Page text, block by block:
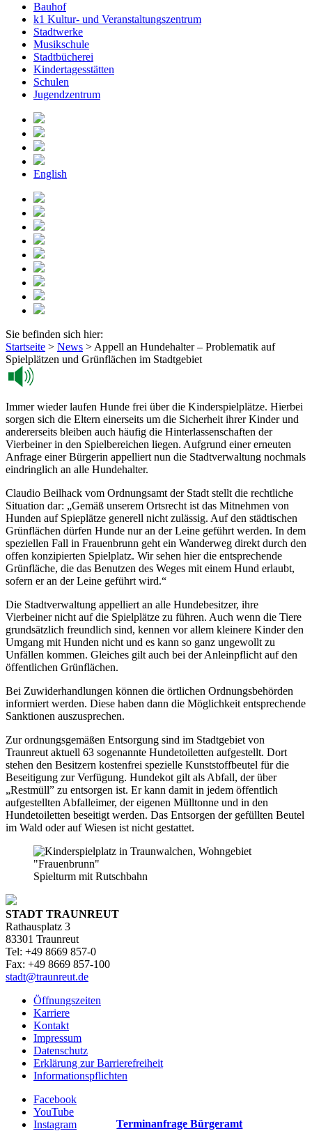
Bauhof
k1 Kultur- und Veranstaltungszentrum
Stadtwerke
Musikschule
Stadtbücherei
Kindertagesstätten
Schulen
Jugendzentrum
English
Sie befinden sich hier:
Startseite > News > Appell an Hundehalter – Problematik auf
Spielplätzen und Grünflächen im Stadtgebiet
Immer wieder laufen Hunde frei über die Kinderspielplätze. Hierbei
sorgen sich die Eltern einerseits um die Sicherheit ihrer Kinder und
andererseits bleiben auch häufig die Hinterlassenschaften der
Vierbeiner in den Spielbereichen liegen. Aufgrund einer erneuten
Anfrage einer Bürgerin appelliert nun die Stadtverwaltung nochmals
eindringlich an alle Hundehalter.
Claudio Beilhack vom Ordnungsamt der Stadt stellt die rechtliche
Situation dar: „Gemäß unserem Ortsrecht ist das Mitnehmen von
Hunden auf Spieplätze generell nicht zulässig. Auf den städtischen
Grünflächen dürfen Hunde nur an der Leine geführt werden. In dem
speziellen Fall in Frauenbrunn geht ein Wanderweg direkt durch den
offen konzipierten Spielplatz. Wir sehen hier die entsprechende
Grünfläche, die das Benutzen des Weges mit einem Hund erlaubt,
sofern er an der Leine geführt wird.“
Die Stadtverwaltung appelliert an alle Hundebesitzer, ihre
Vierbeiner nicht auf die Spielplätze zu führen. Auch wenn die Tiere
grundsätzlich freundlich sind, kennen vor allem kleinere Kinder den
Umgang mit Hunden nicht und es kann so ganz ungewollt zu
Unfällen kommen. Gleiches gilt auch bei der Anleinpflicht auf den
öffentlichen Grünflächen.
Bei Zuwiderhandlungen können die örtlichen Ordnungsbehörden
informiert werden. Diese haben dann die Möglichkeit entsprechende
Sanktionen auszusprechen.
Zur ordnungsgemäßen Entsorgung sind im Stadtgebiet von
Traunreut aktuell 63 sogenannte Hundetoiletten aufgestellt. Dort
stehen den Besitzern kostenfrei spezielle Kunststoffbeutel für die
Beseitigung zur Verfügung. Hundekot gilt als Abfall, der über
„Restmüll” zu entsorgen ist. Er kann damit in jedem öffentlich
aufgestellten Abfalleimer, der eigenen Mülltonne und in den
Hundetoiletten beseitigt werden. Das Entsorgen der gefüllten Beutel
im Wald oder auf Wiesen ist nicht gestattet.
Spielturm mit Rutschbahn
STADT TRAUNREUT
Rathausplatz 3
83301 Traunreut
Tel: +49 8669 857-0
Fax: +49 8669 857-100
stadt@traunreut.de
Öffnungszeiten
Karriere
Kontakt
Impressum
Datenschutz
Erklärung zur Barrierefreiheit
Informationspflichten
Facebook
YouTube
Instagram
Terminanfrage Bürgeramt